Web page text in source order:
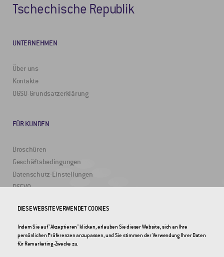
Tschechische Republik
UNTERNEHMEN
Über uns
Kontakte
QGSU-Grundsatzerklärung
FÜR KUNDEN
Broschüren
Geschäftsbedingungen
Datenschutz-Einstellungen
DSGVO
2DRoad
DIESE WEBSITE VERWENDET COOKIES
Indem Sie auf "Akzeptieren" klicken, erlauben Sie dieser Website, sich an Ihre
persönlichen Präferenzen anzupassen, und Sie stimmen der Verwendung Ihrer Daten
für Remarketing-Zwecke zu.